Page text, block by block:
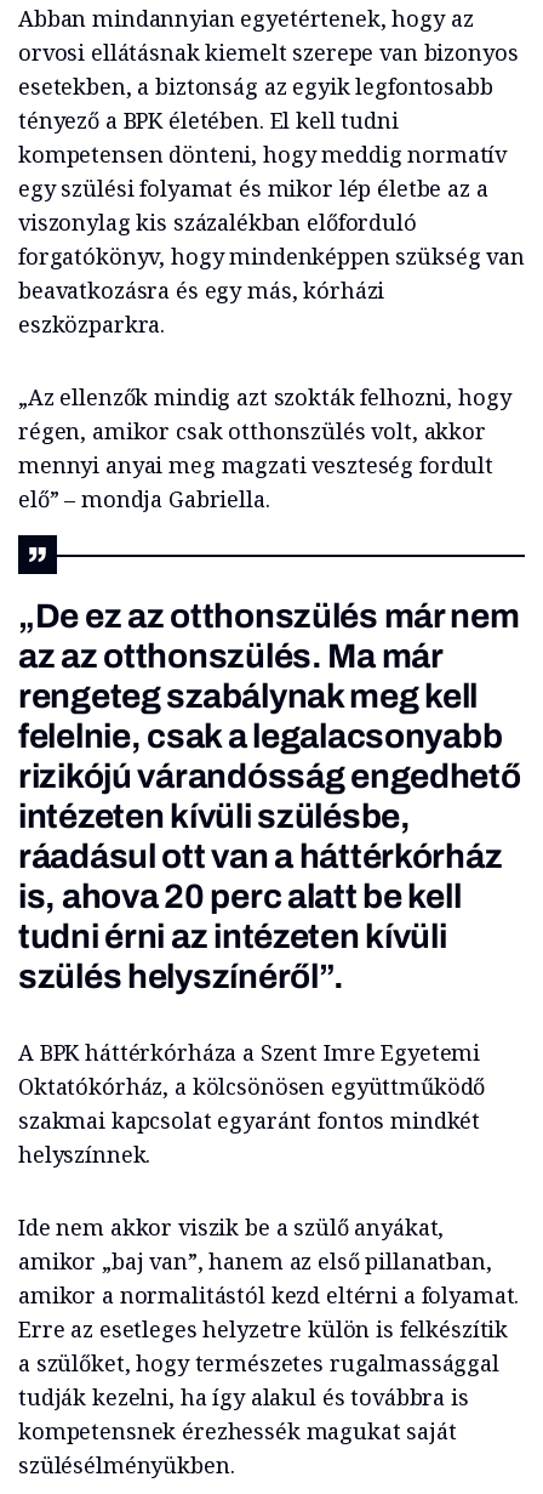
Abban mindannyian egyetértenek, hogy az
orvosi ellátásnak kiemelt szerepe van bizonyos
esetekben, a biztonság az egyik legfontosabb
tényező a BPK életében. El kell tudni
kompetensen dönteni, hogy meddig normatív
egy szülési folyamat és mikor lép életbe az a
viszonylag kis százalékban előforduló
forgatókönyv, hogy mindenképpen szükség van
beavatkozásra és egy más, kórházi
eszközparkra.
„Az ellenzők mindig azt szokták felhozni, hogy
régen, amikor csak otthonszülés volt, akkor
mennyi anyai meg magzati veszteség fordult
elő” – mondja Gabriella.
„De ez az otthonszülés már nem
az az otthonszülés. Ma már
rengeteg szabálynak meg kell
felelnie, csak a legalacsonyabb
rizikójú várandósság engedhető
intézeten kívüli szülésbe,
ráadásul ott van a háttérkórház
is, ahova 20 perc alatt be kell
tudni érni az intézeten kívüli
szülés helyszínéről”.
A BPK háttérkórháza a Szent Imre Egyetemi
Oktatókórház, a kölcsönösen együttműködő
szakmai kapcsolat egyaránt fontos mindkét
helyszínnek.
Ide nem akkor viszik be a szülő anyákat,
amikor „baj van”, hanem az első pillanatban,
amikor a normalitástól kezd eltérni a folyamat.
Erre az esetleges helyzetre külön is felkészítik
a szülőket, hogy természetes rugalmassággal
tudják kezelni, ha így alakul és továbbra is
kompetensnek érezhessék magukat saját
szülésélményükben.